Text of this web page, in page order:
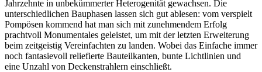
Jahrzehnte in unbekümmerter Heterogenität gewachsen. Die
unterschiedlichen Bauphasen lassen sich gut ablesen: vom verspielt
Pompösen kommend hat man sich mit zunehmendem Erfolg
prachtvoll Monumentales geleistet, um mit der letzten Erweiterung
beim zeitgeistig Vereinfachten zu landen. Wobei das Einfache immer
noch fantasievoll reliefierte Bauteilkanten, bunte Lichtlinien und
eine Unzahl von Deckenstrahlern einschließt.